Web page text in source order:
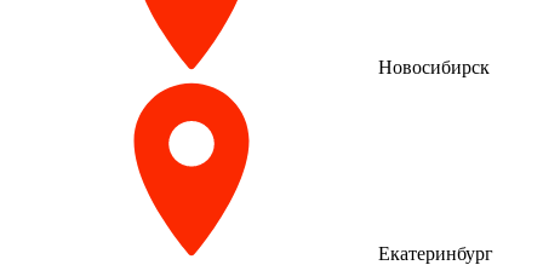
Новосибирск
Екатеринбург